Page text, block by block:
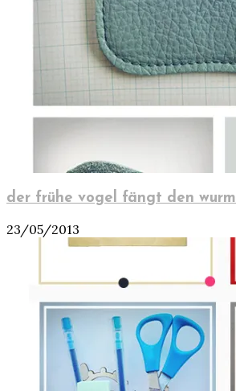
der frühe vogel fängt den wurm
23/05/2013